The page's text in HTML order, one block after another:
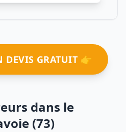
DEVIS GRATUIT 👉
dans le
(73)